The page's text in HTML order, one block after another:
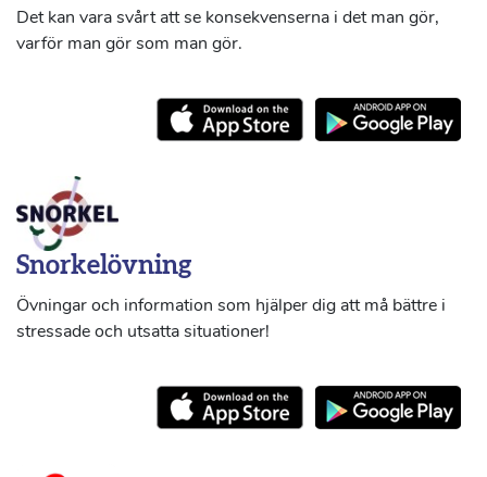
Det kan vara svårt att se konsekvenserna i det man gör,
varför man gör som man gör.
Snorkelövning
Övningar och information som hjälper dig att må bättre i
stressade och utsatta situationer!